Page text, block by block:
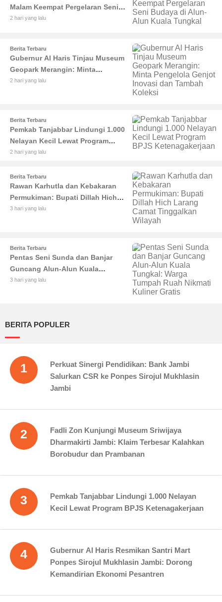
Malam Keempat Pergelaran Seni
Budaya di Alun-Alun Kuala
2 hari yang lalu
Berita Terbaru
Gubernur Al Haris Tinjau Museum
Geopark Merangin: Minta
Pengelola Genjot Inovasi dan
2 hari yang lalu
Berita Terbaru
Pemkab Tanjabbar Lindungi 1.000
Nelayan Kecil Lewat Program
BPJS Ketenagakerjaan
2 hari yang lalu
Berita Terbaru
Rawan Karhutla dan Kebakaran
Permukiman: Bupati Dillah Hich
Larang Camat Tinggalkan Wilayah
3 hari yang lalu
Berita Terbaru
Pentas Seni Sunda dan Banjar
Guncang Alun-Alun Kuala
Tungkal: Warga Tumpah Ruah
3 hari yang lalu
BERITA POPULER
1
Perkuat Sinergi Pendidikan: Bank Jambi
Salurkan CSR ke Ponpes Sirojul Mukhlasin
Jambi
2
Fadli Zon Kunjungi Museum Sriwijaya
Dharmakirti Jambi: Klaim Terbesar Kalahkan
Borobudur dan Prambanan
3
Pemkab Tanjabbar Lindungi 1.000 Nelayan
Kecil Lewat Program BPJS Ketenagakerjaan
4
Gubernur Al Haris Resmikan Santri Mart
Ponpes Sirojul Mukhlasin Jambi: Dorong
Kemandirian Ekonomi Pesantren